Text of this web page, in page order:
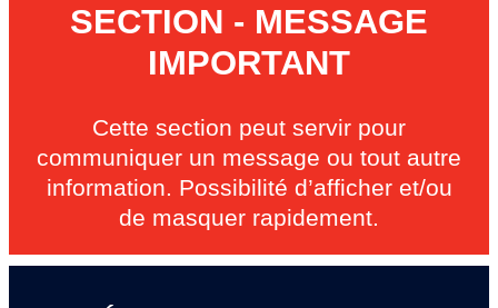
SECTION - MESSAGE
IMPORTANT
Cette section peut servir pour
communiquer un message ou tout autre
information. Possibilité d’afficher et/ou
de masquer rapidement.